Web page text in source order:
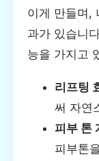
이게 만들며,
과가 있습니
능을 가지고
리프팅
써 자연
피부 톤
피부톤